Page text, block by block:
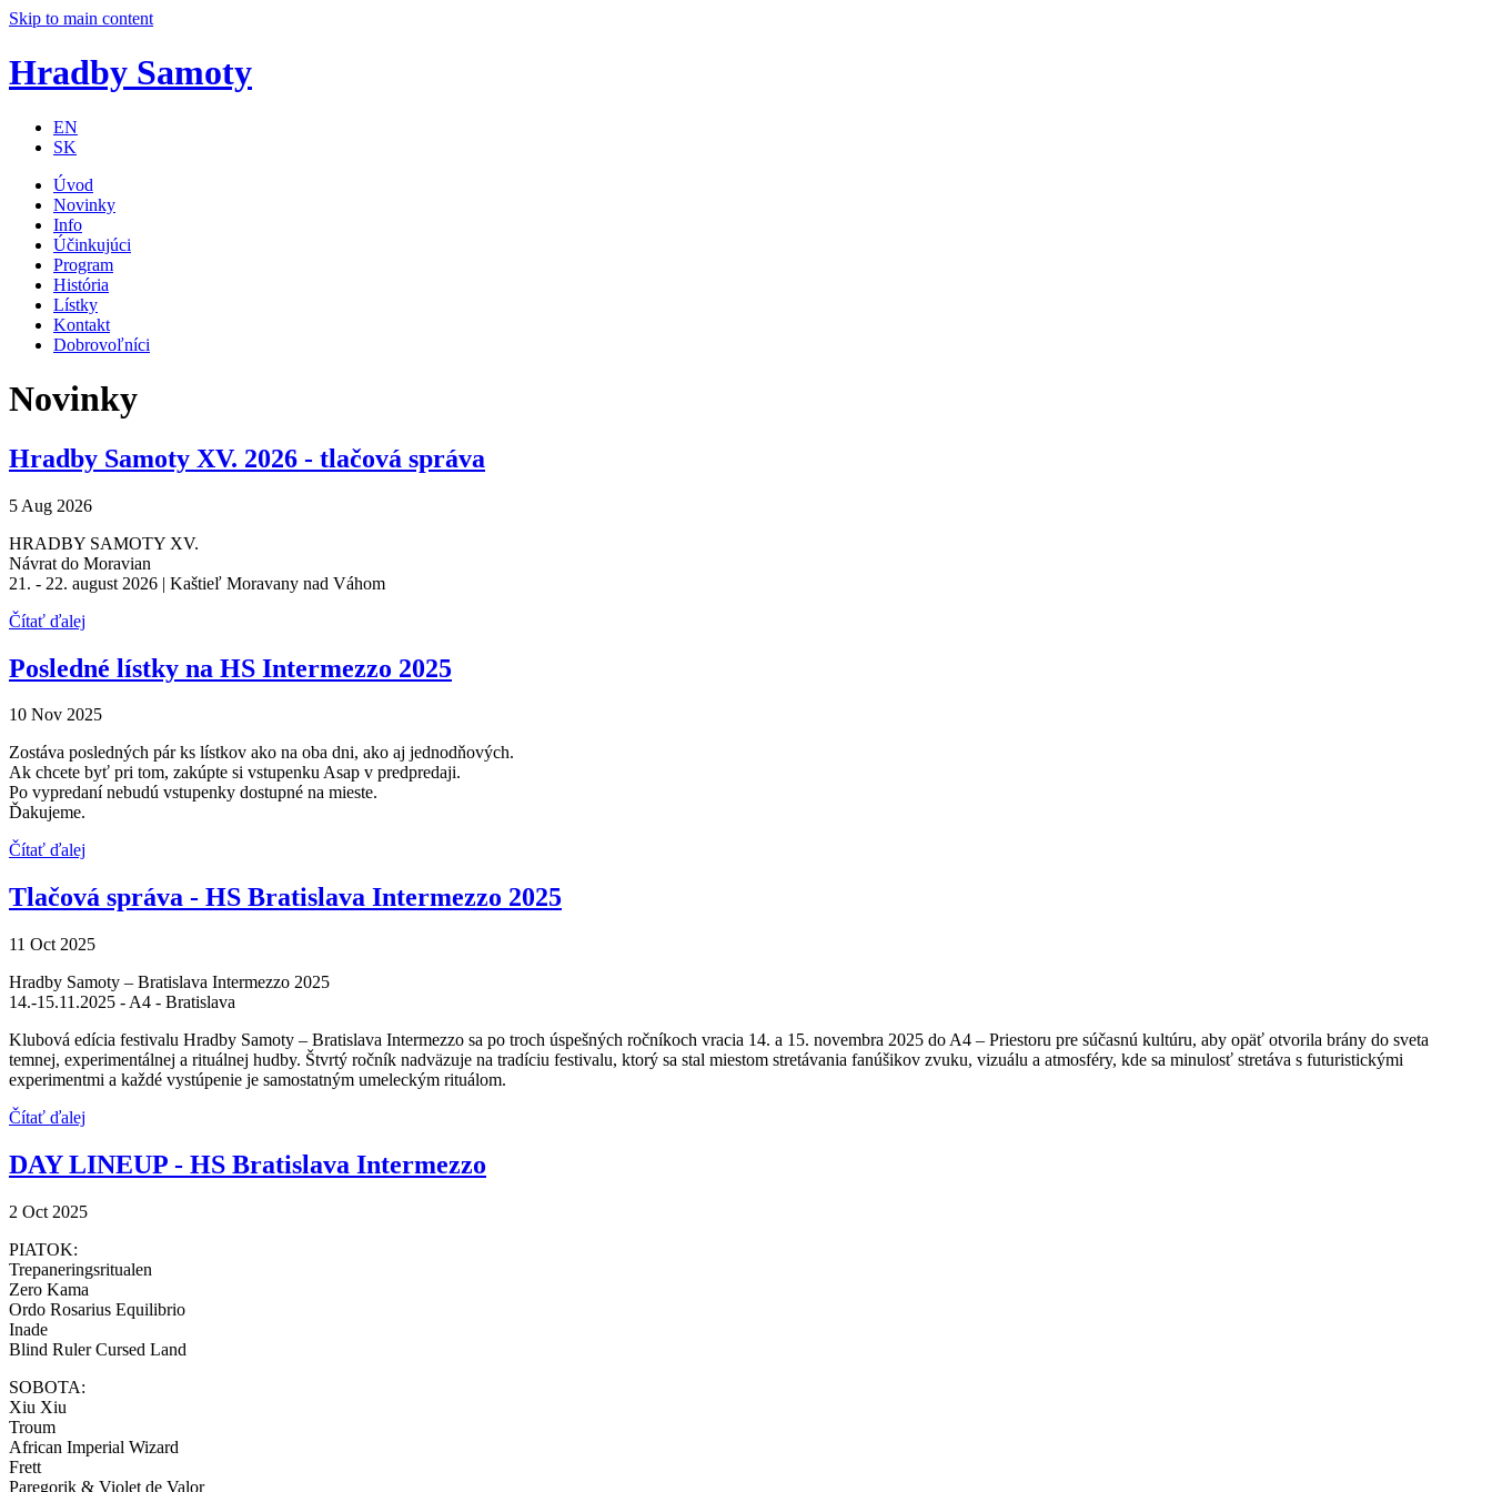
Skip to main content
Hradby Samoty
EN
SK
Úvod
Novinky
Info
Účinkujúci
Program
História
Lístky
Kontakt
Dobrovoľníci
Novinky
Hradby Samoty XV. 2026 - tlačová správa
5 Aug 2026
HRADBY SAMOTY XV.
Návrat do Moravian
21. - 22. august 2026 | Kaštieľ Moravany nad Váhom
Čítať ďalej
Posledné lístky na HS Intermezzo 2025
10 Nov 2025
Zostáva posledných pár ks lístkov ako na oba dni, ako aj jednodňových.
Ak chcete byť pri tom, zakúpte si vstupenku Asap v predpredaji.
Po vypredaní nebudú vstupenky dostupné na mieste.
Ďakujeme.
Čítať ďalej
Tlačová správa - HS Bratislava Intermezzo 2025
11 Oct 2025
Hradby Samoty – Bratislava Intermezzo 2025
14.-15.11.2025 - A4 - Bratislava
Klubová edícia festivalu Hradby Samoty – Bratislava Intermezzo sa po troch úspešných ročníkoch vracia 14. a 15. novembra 2025 do A4 – Priestoru pre súčasnú kultúru, aby opäť otvorila brány do sveta
temnej, experimentálnej a rituálnej hudby. Štvrtý ročník nadväzuje na tradíciu festivalu, ktorý sa stal miestom stretávania fanúšikov zvuku, vizuálu a atmosféry, kde sa minulosť stretáva s futuristickými
experimentmi a každé vystúpenie je samostatným umeleckým rituálom.
Čítať ďalej
DAY LINEUP - HS Bratislava Intermezzo
2 Oct 2025
PIATOK:
Trepaneringsritualen
Zero Kama
Ordo Rosarius Equilibrio
Inade
Blind Ruler Cursed Land
SOBOTA:
Xiu Xiu
Troum
African Imperial Wizard
Frett
Paregorik & Violet de Valor